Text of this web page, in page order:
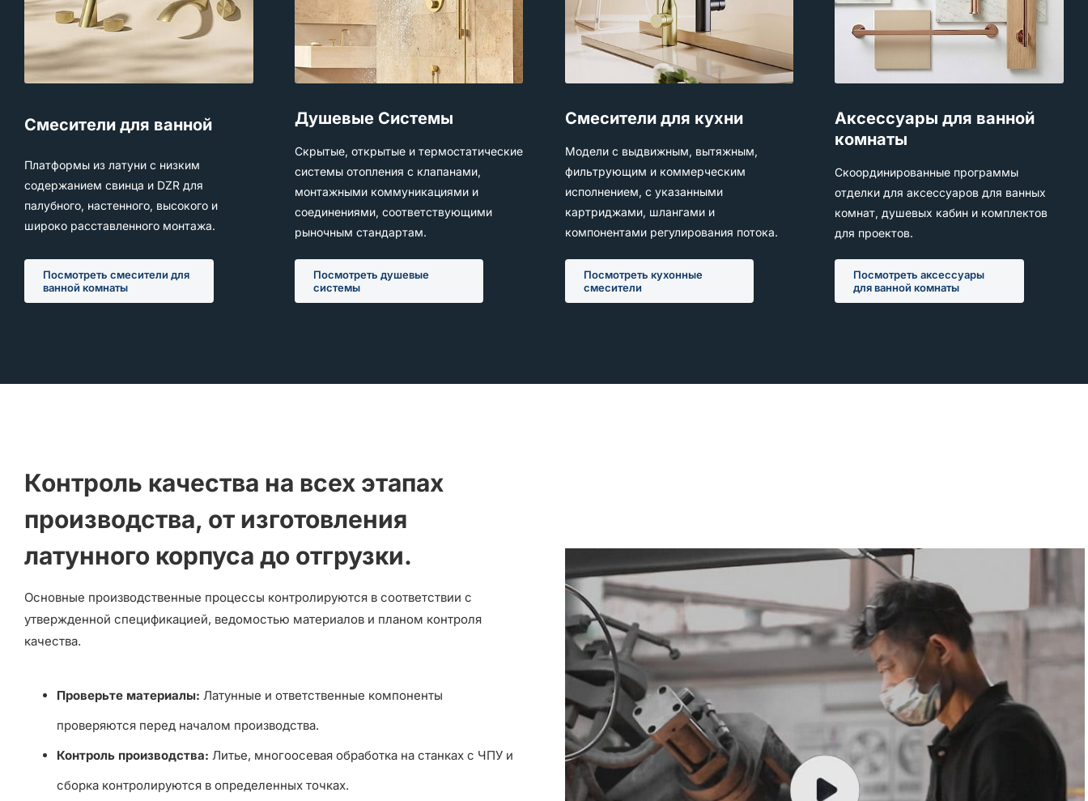
Смесители для ванной
Платформы из латуни с низким
содержанием свинца и DZR для
палубного, настенного, высокого и
широко расставленного монтажа.
Посмотреть смесители для
ванной комнаты
Душевые Системы
Скрытые, открытые и термостатические
системы отопления с клапанами,
монтажными коммуникациями и
соединениями, соответствующими
рыночным стандартам.
Посмотреть душевые
системы
Смесители для кухни
Модели с выдвижным, вытяжным,
фильтрующим и коммерческим
исполнением, с указанными
картриджами, шлангами и
компонентами регулирования потока.
Посмотреть кухонные
смесители
Аксессуары для ванной
комнаты
Скоординированные программы
отделки для аксессуаров для ванных
комнат, душевых кабин и комплектов
для проектов.
Посмотреть аксессуары
для ванной комнаты
Контроль качества на всех этапах
производства, от изготовления
латунного корпуса до отгрузки.
Основные производственные процессы контролируются в соответствии с
утвержденной спецификацией, ведомостью материалов и планом контроля
качества.
Проверьте материалы: Латунные и ответственные компоненты
проверяются перед началом производства.
Контроль производства: Литье, многоосевая обработка на станках с ЧПУ и
сборка контролируются в определенных точках.